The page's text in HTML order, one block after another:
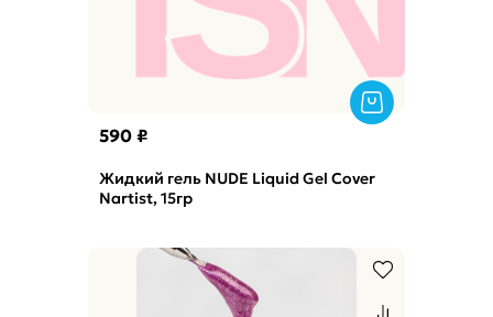
590 ₽
Жидкий гель NUDE Liquid Gel Cover
Nartist, 15гр